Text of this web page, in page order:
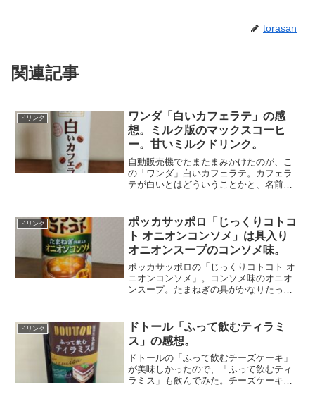
torasan
関連記事
ドリンク
ワンダ「白いカフェラテ」の感
想。ミルク版のマックスコーヒ
ー。甘いミルクドリンク。
自動販売機でたまたまみかけたのが、こ
の「ワンダ」白いカフェラテ。カフェラ
テが白いとはどういうことかと、名前に
うな色をしている。味は、カフェラテと
言うわりには、コーヒーの...
ドリンク
ポッカサッポロ「じっくりコトコ
ト オニオンコンソメ」は具入り
オニオンスープのコンソメ味。
ポッカサッポロの「じっくりコトコト オ
ニオンコンソメ」。コンソメ味のオニオ
ンスープ。たまねぎの具がかなりたっぷ
体もオニオン風味が強くでていて、オニ
オンスープのコンソメ味...
ドリンク
ドトール「ふって飲むティラミ
ス」の感想。
ドトールの「ふって飲むチーズケーキ」
が美味しかったので、「ふって飲むティ
ラミス」も飲んでみた。チーズケーキ同